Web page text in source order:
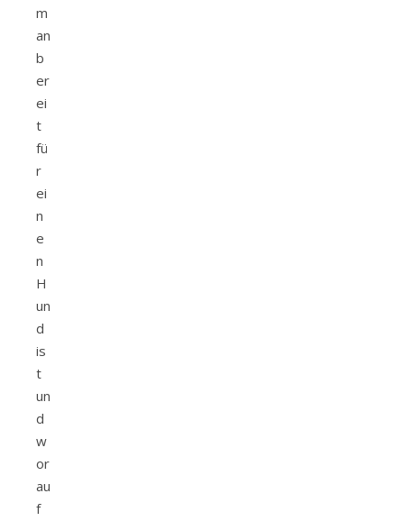
m
an
b
er
ei
t
fü
r
ei
n
e
n
H
un
d
is
t
un
d
w
or
au
f